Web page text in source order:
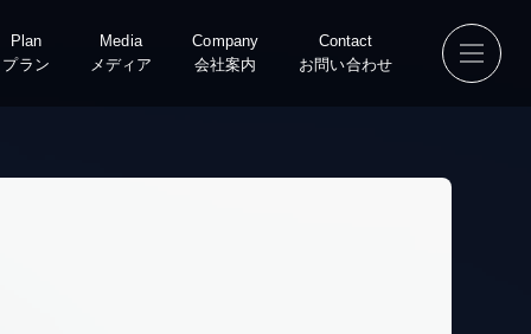
Plan
プラン
Media
メディア
Company
会社案内
Contact
お問い合わせ